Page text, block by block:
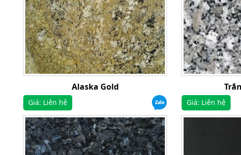
Alaska Gold
Giá: Liên hệ Giá: Liên hệ